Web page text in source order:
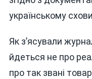
українському
Як з’ясували
йдеться не про
про так звані